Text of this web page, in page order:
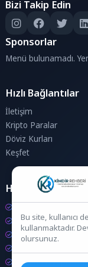
Bizi Takip Edin
Sponsorlar
Menü bulunamadı.
Hızlı Bağlantılar
İletişim
Kripto Paralar
Döviz Kurları
Keşfet
Hesaplamalar
Döviz Hesaplama
KDV Hesaplama
Zam Hesaplama
Bu site, kullanıcı
kullanmaktadır.
olursunuz.